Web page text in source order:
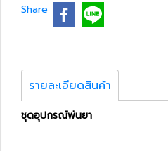
Share
รายละเอียดสินค้า
ชุดอุปกรณ์พ่นยา